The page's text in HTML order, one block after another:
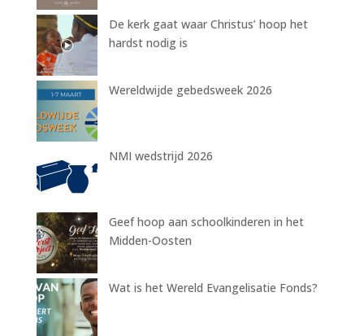
De kerk gaat waar Christus’ hoop het
hardst nodig is
Wereldwijde gebedsweek 2026
NMI wedstrijd 2026
Geef hoop aan schoolkinderen in het
Midden-Oosten
Wat is het Wereld Evangelisatie Fonds?